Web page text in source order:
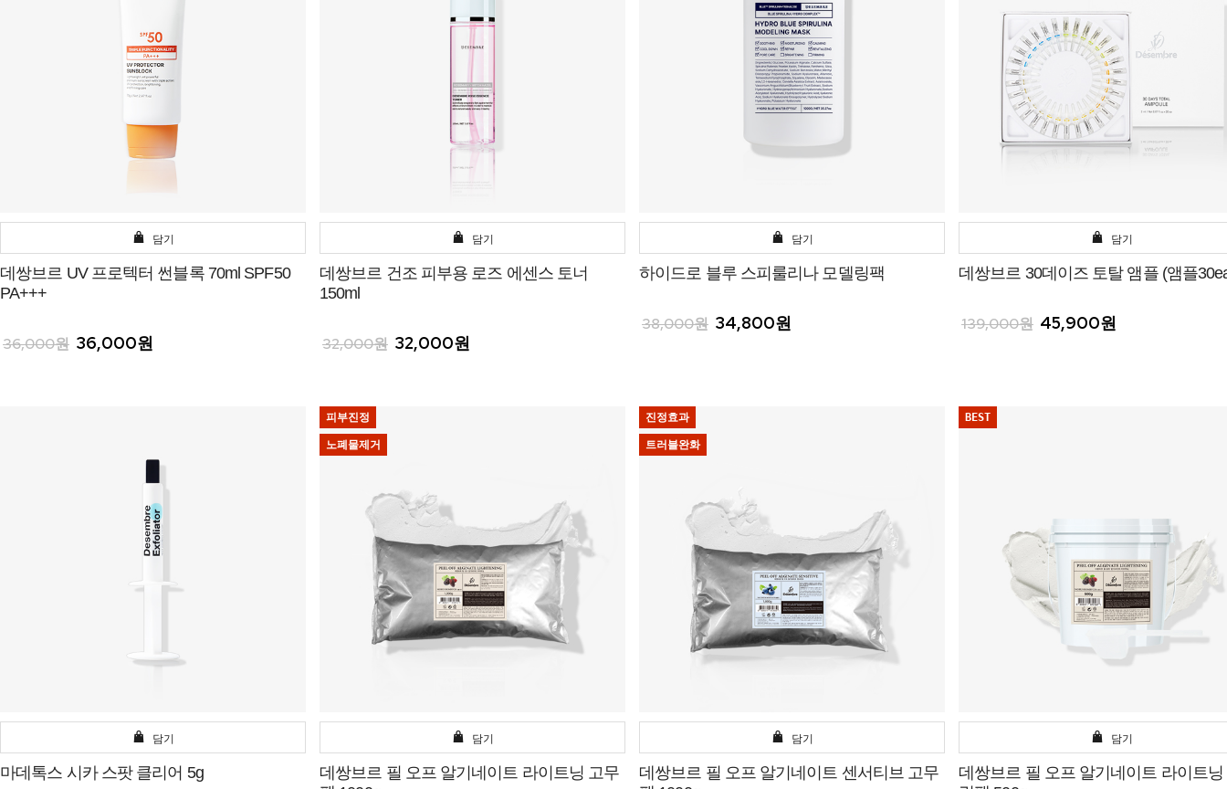
담기
데쌍브르 UV 프로텍터 썬블록 70ml SPF50
PA+++
36,000원 36,000원
담기
데쌍브르 건조 피부용 로즈 에센스 토너
150ml
32,000원 32,000원
담기
하이드로 블루 스피룰리나 모델링팩
38,000원 34,800원
담기
데쌍브르 30데이즈 토탈 앰플 (앰플
139,000원 45,900원
담기
마데톡스 시카 스팟 클리어 5g
피부진정
노폐물제거
담기
데쌍브르 필 오프 알기네이트 라이트닝 고무
진정효과
트러블완화
담기
데쌍브르 필 오프 알기네이트 센서티브 고무
BEST
담기
데쌍브르 필 오프 알기네이트 라이트닝